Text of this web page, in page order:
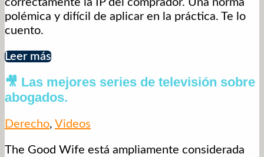
correctamente la IP del comprador. Una norma
polémica y difícil de aplicar en la práctica. Te lo
cuento.
Leer más
🎥 Las mejores series de televisión sobre
abogados.
Derecho, Videos
The Good Wife está ampliamente considerada